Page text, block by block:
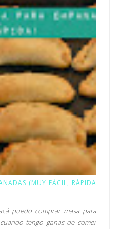
(MUY FÁCIL, RÁPIDA
puedo comprar masa para
tengo ganas de comer